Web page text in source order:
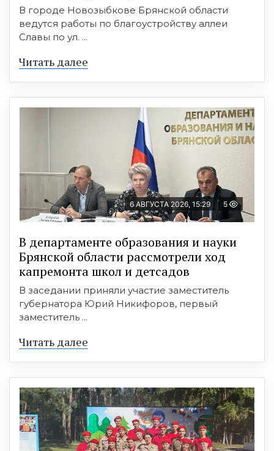
В городе Новозыбкове Брянской области
ведутся работы по благоустройству аллеи
Славы по ул. ...
Читать далее
6 АВГУСТА 2026, 15:29 5
В департаменте образования и науки
Брянской области рассмотрели ход
капремонта школ и детсадов
В заседании приняли участие заместитель
губернатора Юрий Никифоров, первый
заместитель ...
Читать далее